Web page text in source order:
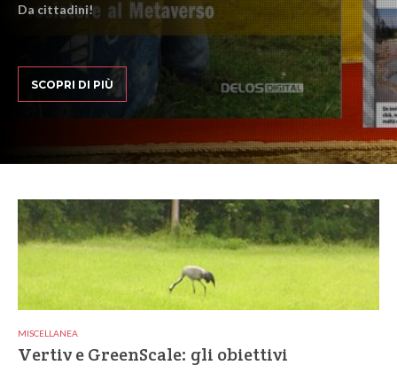
Da cittadini!
SCOPRI DI PIÙ
MISCELLANEA
Vertiv e GreenScale: gli obiettivi